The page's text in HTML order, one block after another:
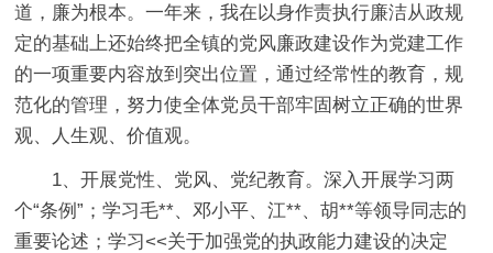
道，廉为根本。一年来，我在以身作责执行廉洁从政规
定的基础上还始终把全镇的党风廉政建设作为党建工作
的一项重要内容放到突出位置，通过经常性的教育，规
范化的管理，努力使全体党员干部牢固树立正确的世界
观、人生观、价值观。
1、开展党性、党风、党纪教育。深入开展学习两
个“条例”；学习毛**、邓小平、江**、胡**等领导同志的
重要论述；学习<<关于加强党的执政能力建设的决定